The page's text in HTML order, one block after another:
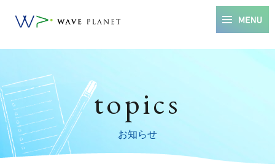
topics
お知らせ